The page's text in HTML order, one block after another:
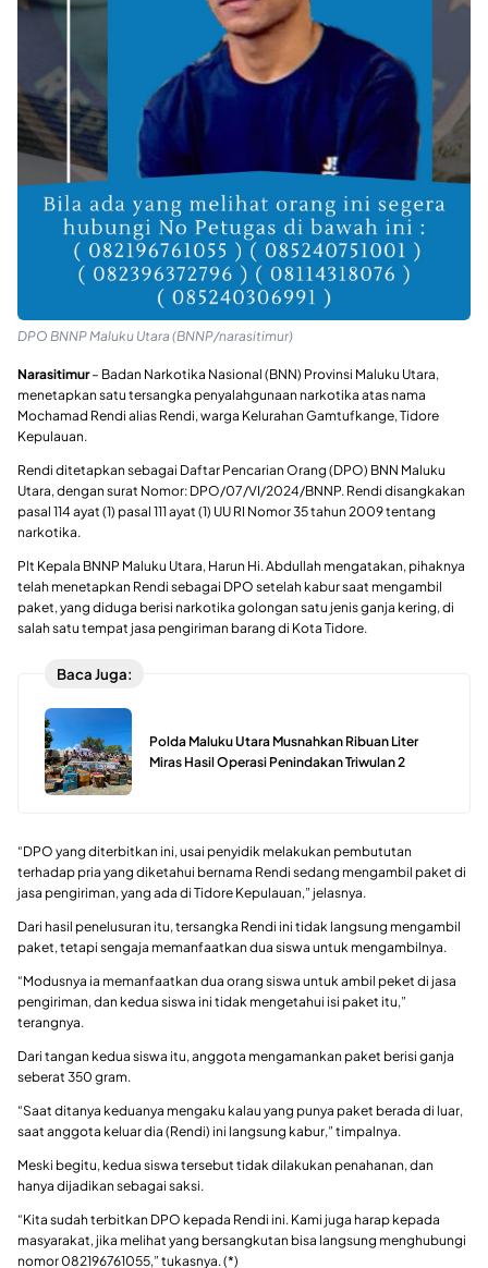
DPO BNNP Maluku Utara (BNNP/narasitimur)
Narasitimur– Badan Narkotika Nasional (BNN) Provinsi Maluku Utara,
menetapkan satu tersangka penyalahgunaan narkotika atas nama
Mochamad Rendi alias Rendi, warga Kelurahan Gamtufkange, Tidore
Kepulauan.
Rendi ditetapkan sebagai Daftar Pencarian Orang (DPO) BNN Maluku
Utara, dengan surat Nomor: DPO/07/VI/2024/BNNP. Rendi disangkakan
pasal 114 ayat (1) pasal 111 ayat (1) UU RI Nomor 35 tahun 2009 tentang
narkotika.
Plt Kepala BNNP Maluku Utara, Harun Hi. Abdullah mengatakan, pihaknya
telah menetapkan Rendi sebagai DPO setelah kabur saat mengambil
paket, yang diduga berisi narkotika golongan satu jenis ganja kering, di
salah satu tempat jasa pengiriman barang di Kota Tidore.
Baca Juga:
Polda Maluku Utara Musnahkan Ribuan Liter
Miras Hasil Operasi Penindakan Triwulan 2
“DPO yang diterbitkan ini, usai penyidik melakukan pembututan
terhadap pria yang diketahui bernama Rendi sedang mengambil paket di
jasa pengiriman, yang ada di Tidore Kepulauan,” jelasnya.
Dari hasil penelusuran itu, tersangka Rendi ini tidak langsung mengambil
paket, tetapi sengaja memanfaatkan dua siswa untuk mengambilnya.
“Modusnya ia memanfaatkan dua orang siswa untuk ambil peket di jasa
pengiriman, dan kedua siswa ini tidak mengetahui isi paket itu,”
terangnya.
Dari tangan kedua siswa itu, anggota mengamankan paket berisi ganja
seberat 350 gram.
“Saat ditanya keduanya mengaku kalau yang punya paket berada di luar,
saat anggota keluar dia (Rendi) ini langsung kabur,” timpalnya.
Meski begitu, kedua siswa tersebut tidak dilakukan penahanan, dan
hanya dijadikan sebagai saksi.
“Kita sudah terbitkan DPO kepada Rendi ini. Kami juga harap kepada
masyarakat, jika melihat yang bersangkutan bisa langsung menghubungi
nomor 082196761055,” tukasnya. (*)